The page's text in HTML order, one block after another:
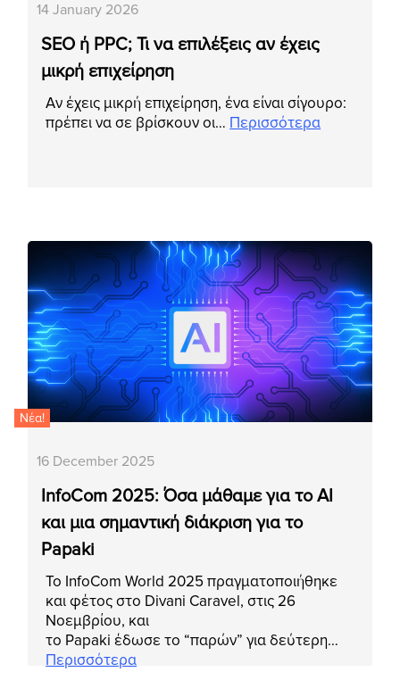
14 January 2026
SEO ή PPC; Τι να επιλέξεις αν έχεις
μικρή επιχείρηση
Αν έχεις μικρή επιχείρηση, ένα είναι σίγουρο:
πρέπει να σε βρίσκουν οι… Περισσότερα
Νέα!
16 December 2025
InfoCom 2025: Όσα μάθαμε για το AI
και μια σημαντική διάκριση για το
Papaki
Το InfoCom World 2025 πραγματοποιήθηκε
και φέτος στο Divani Caravel, στις 26
Νοεμβρίου, και
το Papaki έδωσε το “παρών” για δεύτερη…
Περισσότερα